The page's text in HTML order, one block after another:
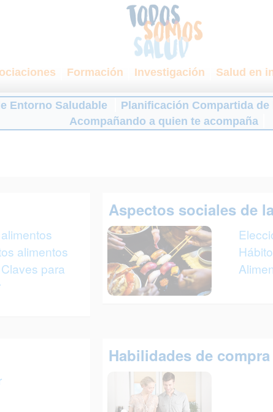
Formación Investigación Salud en
Entorno Saludable Planificación Compartida de
Acompañando a quien te acompaña
alimentos
para
Aspectos sociales de
Habilidades de